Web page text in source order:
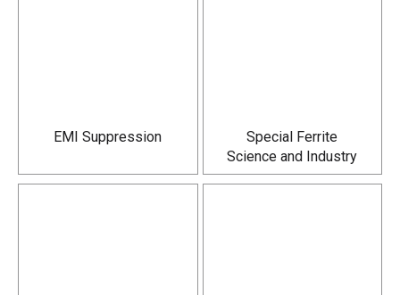
EMI Suppression
Special Ferrite
Science and Industry